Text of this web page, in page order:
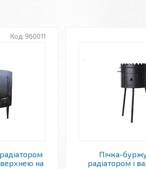
960011
на
Пічка-
радіатором і